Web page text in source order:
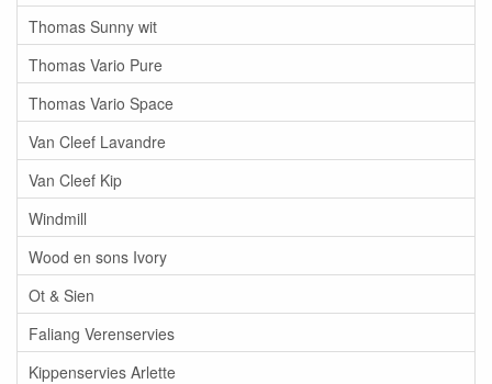
Thomas Sunny wit
Thomas Vario Pure
Thomas Vario Space
Van Cleef Lavandre
Van Cleef Kip
Windmill
Wood en sons Ivory
Ot & Sien
Faliang Verenservies
Kippenservies Arlette